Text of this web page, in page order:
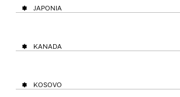
JAPONIA
KANADA
KOSOVO